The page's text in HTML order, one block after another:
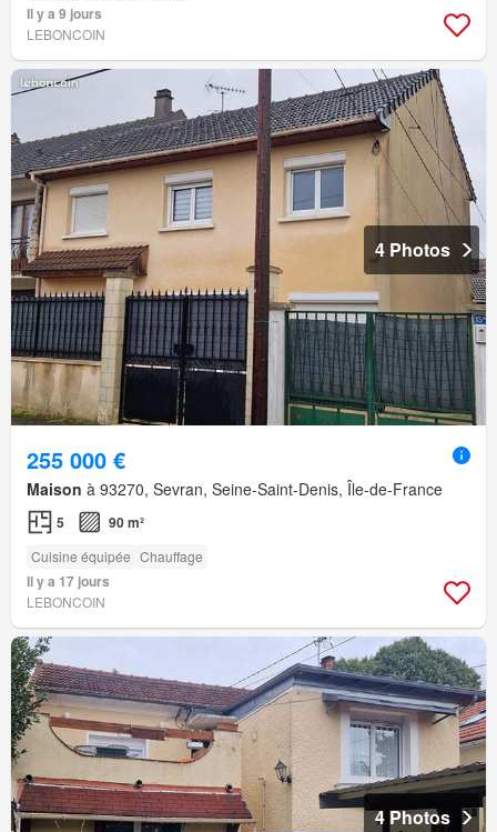
Il y a 9 jours
LEBONCOIN
4 Photos
255 000 €
Maison à 93270, Sevran, Seine-Saint-Denis, Île-de-France
5 90 m²
Cuisine équipée Chauffage
Il y a 17 jours
LEBONCOIN
4 Photos